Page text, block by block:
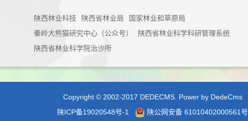
陕西林业科技 陕西省林业局
国家林业和草原局
秦岭大熊猫研究中心（公众号）
陕西省林业科学科研管理系统
陕西省林业科学院治沙所
Copyright © 2002-2017 DEDECMS. Power by DedeCms
陕ICP备19020548号-1
陕公网安备 61010402000561号